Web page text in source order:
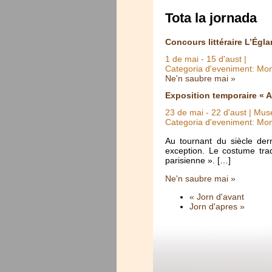
Tota la jornada
Concours littéraire
1 de mai - 15 d'aust |
Categoria d'eveniment:
Ne'n saubre mai »
Exposition temporaire «
23 de mai - 22 d'aust |
Categoria d'eveniment:
Au tournant du siècle
exception. Le costume
parisienne ». […]
Ne'n saubre mai »
« Jorn d'avant
Jorn d'apres »